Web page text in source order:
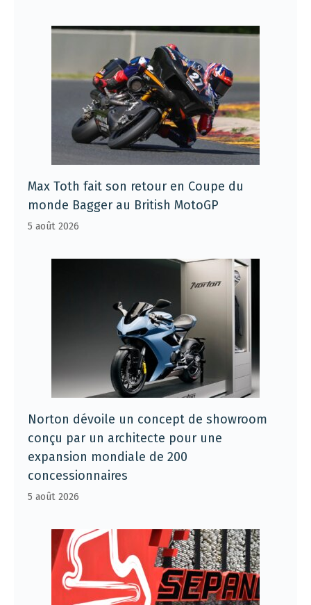
Max Toth fait son retour en Coupe du
monde Bagger au British MotoGP
5 août 2026
Norton dévoile un concept de showroom
conçu par un architecte pour une
expansion mondiale de 200
concessionnaires
5 août 2026